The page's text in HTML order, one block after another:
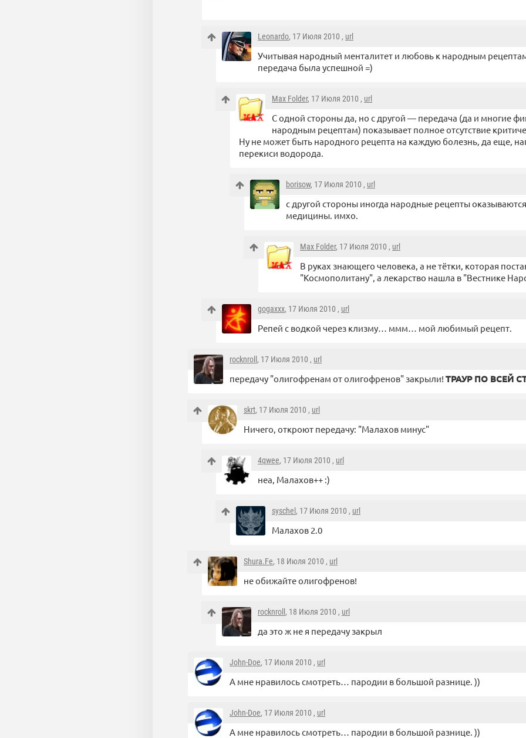
Leonardo, 17 Июля 2010 , url
Учитывая народный менталитет и любовь к народным
передача была успешной =)
Max Folder, 17 Июля 2010 , url
С одной стороны да, но с другой — передача (да и многие
народным рецептам) показывает полное отсутствие
Ну не может быть народного рецепта на каждую болезнь, да еще,
перекиси водорода.
borisow, 17 Июля 2010 , url
с другой стороны иногда народные рецепты
медицины. имхо.
Max Folder, 17 Июля 2010 , url
В руках знающего человека, а не тётки, которая
"Космополитану", а лекарство нашла в "Вестнике
gogaxxx, 17 Июля 2010 , url
Репей с водкой через клизму… ммм… мой любимый рецепт.
rocknroll , 17 Июля 2010 , url
передачу "олигофренам от олигофренов" закрыли! ТРАУР ПО ВСЕЙ
skrt, 17 Июля 2010 , url
Ничего, откроют передачу: "Малахов минус"
4qwee, 17 Июля 2010 , url
неа, Малахов++ :)
syschel , 17 Июля 2010 , url
Малахов 2.0
Shura.Fe, 18 Июля 2010 , url
не обижайте олигофренов!
rocknroll , 18 Июля 2010 , url
да это ж не я передачу закрыл
John-Doe, 17 Июля 2010 , url
А мне нравилось смотреть… пародии в большой разнице. ))
John-Doe, 17 Июля 2010 , url
А мне нравилось смотреть… пародии в большой разнице. ))